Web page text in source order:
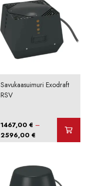
Savukaasuimuri Exodraft
RSV
1467,00€ –
2596,00€ Hintaluokka:
1467,00 €
2596,00 €